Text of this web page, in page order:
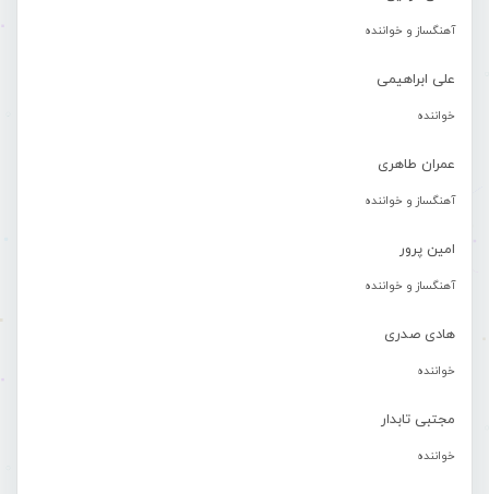
آهنگساز و خواننده
علی ابراهیمی
خواننده
عمران طاهری
آهنگساز و خواننده
امین پرور
آهنگساز و خواننده
هادی صدری
خواننده
مجتبی تابدار
خواننده